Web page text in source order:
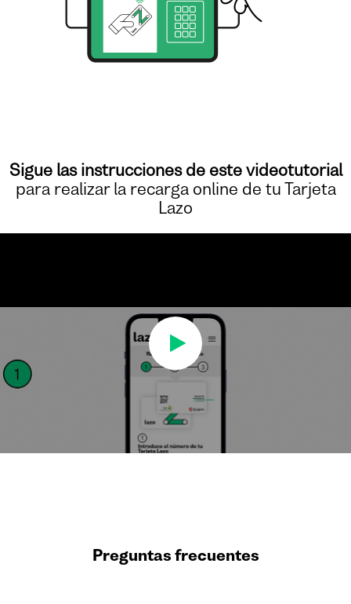
Sigue las instrucciones de este videotutorial
para realizar la recarga online de tu Tarjeta
Lazo
Preguntas frecuentes